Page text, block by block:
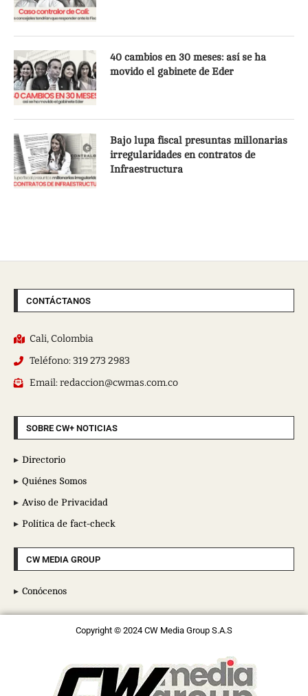
40 cambios en 30 meses: así se ha
movido el gabinete de Eder
Bajo lupa fiscal presuntas millonarias
irregularidades en contratos de
Infraestructura
CONTÁCTANOS
Cali, Colombia
Teléfono: 319 273 2983
Email: redaccion@cwmas.com.co
SOBRE CW+ NOTICIAS
Directorio
Quiénes Somos
Aviso de Privacidad
Política de fact-check
CW MEDIA GROUP
Conócenos
Copyright © 2024 CW Media Group S.A.S